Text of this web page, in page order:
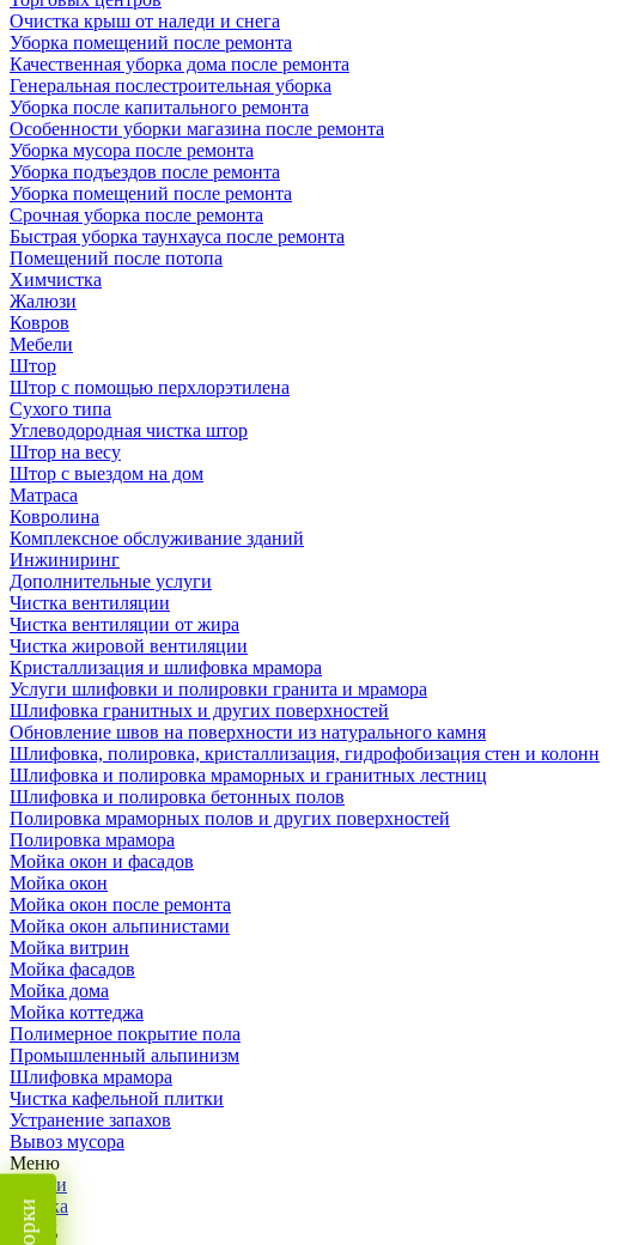
Очистка крыш от наледи и снега
Уборка помещений после ремонта
Качественная уборка дома после ремонта
Генеральная послестроительная уборка
Уборка после капитального ремонта
Особенности уборки магазина после ремонта
Уборка мусора после ремонта
Уборка подъездов после ремонта
Уборка помещений после ремонта
Срочная уборка после ремонта
Быстрая уборка таунхауса после ремонта
Помещений после потопа
Химчистка
Жалюзи
Ковров
Мебели
Штор
Штор с помощью перхлорэтилена
Сухого типа
Углеводородная чистка штор
Штор на весу
Штор с выездом на дом
Матраса
Ковролина
Комплексное обслуживание зданий
Инжиниринг
Дополнительные услуги
Чистка вентиляции
Чистка вентиляции от жира
Чистка жировой вентиляции
Кристаллизация и шлифовка мрамора
Услуги шлифовки и полировки гранита и мрамора
Шлифовка гранитных и других поверхностей
Обновление швов на поверхности из натурального камня
Шлифовка, полировка, кристаллизация, гидрофобизация стен и колонн
Шлифовка и полировка мраморных и гранитных лестниц
Шлифовка и полировка бетонных полов
Полировка мраморных полов и других поверхностей
Полировка мрамора
Мойка окон и фасадов
Мойка окон
Мойка окон после ремонта
Мойка окон альпинистами
Мойка витрин
Мойка фасадов
Мойка дома
Мойка коттеджа
Полимерное покрытие пола
Промышленный альпинизм
Шлифовка мрамора
Чистка кафельной плитки
Устранение запахов
Вывоз мусора
Меню
Услуги
Уборка
Назад